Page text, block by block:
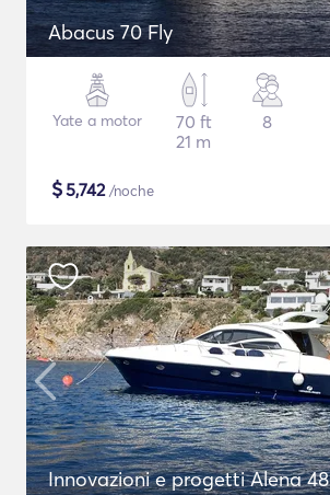
Abacus 70 Fly
Yate a motor
70 ft
21 m
8
$5,742/noche
Innovazioni e progetti Alena 48